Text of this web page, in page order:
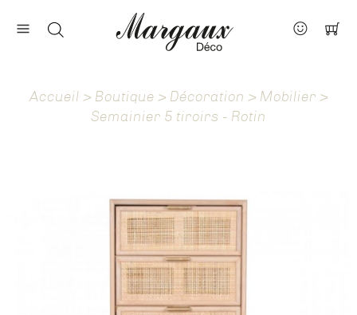
Nos marques
À propos
Accueil > Boutique > Décoration > Mobilier >
Semainier 5 tiroirs - Rotin